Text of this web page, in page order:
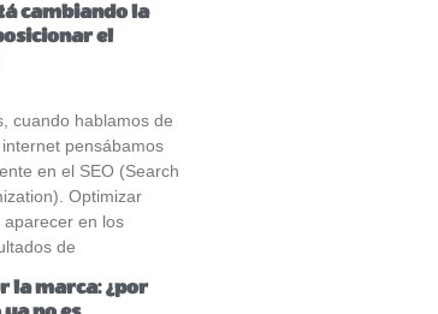
cambiando la
el
cuando hablamos de
pensábamos
en el SEO (Search
Optimizar
aparecer en los
de
la marca: ¿por